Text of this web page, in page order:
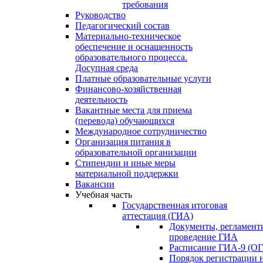
требования
Руководство
Педагогический состав
Материально-техническое
обеспечение и оснащенность
образовательного процесса.
Досупная среда
Платные образовательные услуги
Финансово-хозяйственная
деятельность
Вакантные места для приема
(перевода) обучающихся
Международное сотрудничество
Организация питания в
образовательной организации
Стипендии и иные меры
материальной поддержки
Вакансии
Учебная часть
Государственная итоговая
аттестация (ГИА)
Документы,
проведение ГИА
Расписание ГИА-9
Порядок регистрации